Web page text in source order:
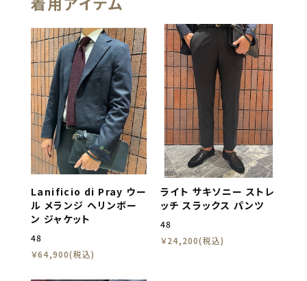
Lanificio di Pray ウー
ル メランジ ヘリンボー
ン ジャケット
48
￥64,900(税込)
ライト サキソニー ストレ
ッチ スラックス パンツ
48
￥24,200(税込)